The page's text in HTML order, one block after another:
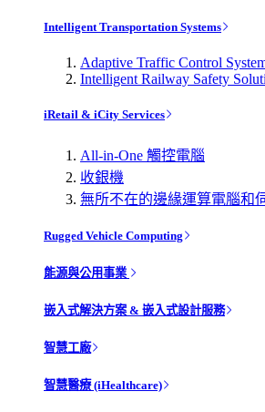
Intelligent Transportation Systems
Adaptive Traffic Control
Intelligent Railway Safety
iRetail & iCity Services
All-in-One 觸控電腦
收銀機
無所不在的邊緣運算電腦和
Rugged Vehicle Computing
能源與公用事業
嵌入式解決方案 & 嵌入式設計服務
智慧工廠
智慧醫療 (iHealthcare)